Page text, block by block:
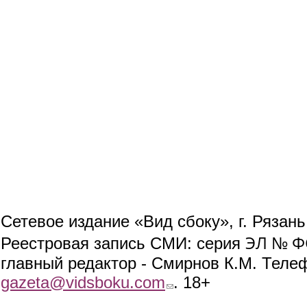
Сетевое издание «Вид сбоку», г.
Реестровая запись СМИ: серия ЭЛ №
главный редактор - Смирнов К.М.
gazeta@vidsboku.com (link sends e-mail)
. 18+